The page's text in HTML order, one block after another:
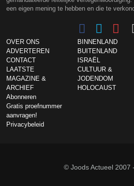
een eigen mening te hebben en die te
OVER ONS
ADVERTEREN
CONTACT
LAATSTE
MAGAZINE &
ARCHIEF
Abonneren
Gratis proefnummer
aanvragen!
Privacybeleid
BINNENLAND
BUITENLAND
ISRAËL
CULTUUR &
JODENDOM
HOLOCAUST
© Joods Actueel 2007